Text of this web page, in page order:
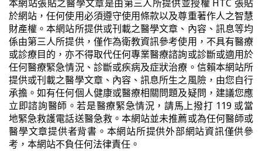
本網站張貼之醫學文章是由第三人所提供並授權 HTC 張貼
於網站，任何使用必須遵守使用條款以及尊重著作人之智慧
財產權。本網站所提供或刊載之醫學文章、內容、訊息等均
係由第三人所提供，僅作為衛教資訊參考使用，不具有醫療
或診療目的，亦不得取代任何專業醫療諮詢或診斷或適用於
任何醫療緊急情況、診斷或疾病及症狀治療。信賴本網站所
提供或刊載之醫學文章、內容、訊息所生之風險，由您自行
承擔。如有任何個人健康或醫療相關問題及疑問，建議您應
立即諮詢醫師。若是醫療緊急情況，請馬上撥打 119 或當
地緊急救護電話送醫急救。本網站並未推薦或為任何醫師或
醫學文章提供者背書。本網站所提供外部網站資訊僅供參
考，本網站不負任何法律責任。